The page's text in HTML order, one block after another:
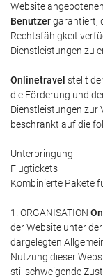
Website
Benutzergarantiert,
Rechtsfähigkeit
Dienstleistungen zu
Onlinetravel stellt
die Förderung und
Dienstleistungen zur
beschränkt auf die
Unterbringung
Flugtickets
Kombinierte Pakete
1. ORGANISATION
der Website unter
dargelegten
Nutzung dieser
stillschweigende